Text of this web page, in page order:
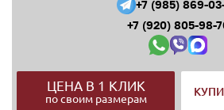
+7 (985) 869-
+7 (920) 805-98-
ЦЕНА В 1 КЛИК
по своим размерам